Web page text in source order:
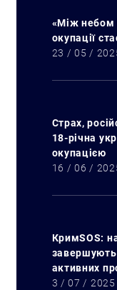
«Між небом
окупації
23 / 05 /
Страх,
18-річна
окупацією
16 / 06 /
КримSOS:
активних
3 / 07 / 2025